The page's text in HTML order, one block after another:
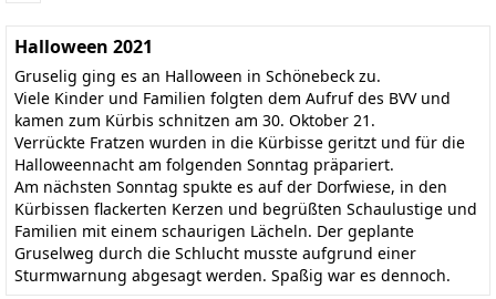
Halloween 2021
Gruselig ging es an Halloween in Schönebeck zu.
Viele Kinder und Familien folgten dem Aufruf des BVV und
kamen zum Kürbis schnitzen am 30. Oktober 21.
Verrückte Fratzen wurden in die Kürbisse geritzt und für die
Halloweennacht am folgenden Sonntag präpariert.
Am nächsten Sonntag spukte es auf der Dorfwiese, in den
Kürbissen flackerten Kerzen und begrüßten Schaulustige und
Familien mit einem schaurigen Lächeln. Der geplante
Gruselweg durch die Schlucht musste aufgrund einer
Sturmwarnung abgesagt werden. Spaßig war es dennoch.